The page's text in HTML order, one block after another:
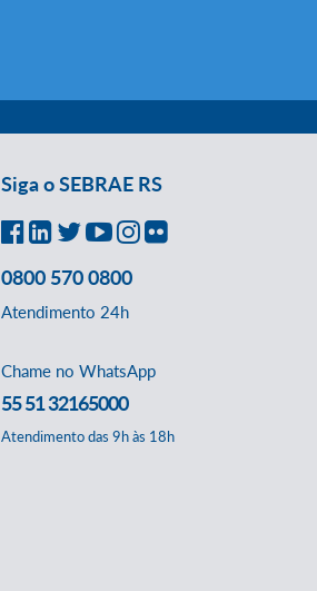
Siga o SEBRAE RS
0800 570 0800
Atendimento 24h
Chame no WhatsApp
55 51 32165000
Atendimento das 9h às 18h